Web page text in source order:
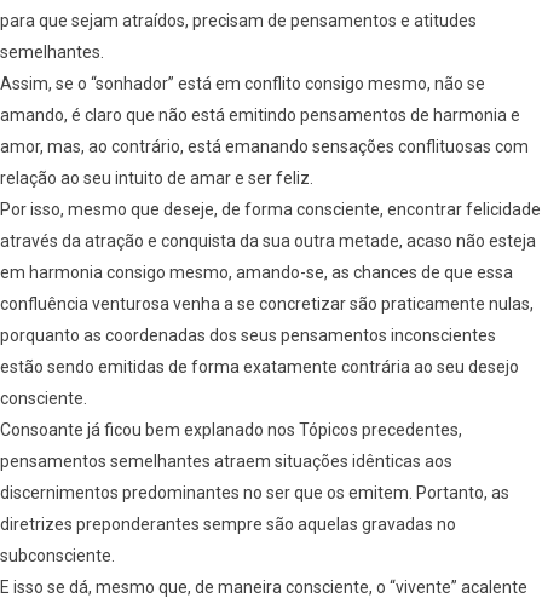
para que sejam atraídos, precisam de pensamentos e atitudes
semelhantes.
Assim, se o “sonhador” está em conflito consigo mesmo, não se
amando, é claro que não está emitindo pensamentos de harmonia e
amor, mas, ao contrário, está emanando sensações conflituosas com
relação ao seu intuito de amar e ser feliz.
Por isso, mesmo que deseje, de forma consciente, encontrar felicidade
através da atração e conquista da sua outra metade, acaso não esteja
em harmonia consigo mesmo, amando-se, as chances de que essa
confluência venturosa venha a se concretizar são praticamente nulas,
porquanto as coordenadas dos seus pensamentos inconscientes
estão sendo emitidas de forma exatamente contrária ao seu desejo
consciente.
Consoante já ficou bem explanado nos Tópicos precedentes,
pensamentos semelhantes atraem situações idênticas aos
discernimentos predominantes no ser que os emitem. Portanto, as
diretrizes preponderantes sempre são aquelas gravadas no
subconsciente.
E isso se dá, mesmo que, de maneira consciente, o “vivente” acalente